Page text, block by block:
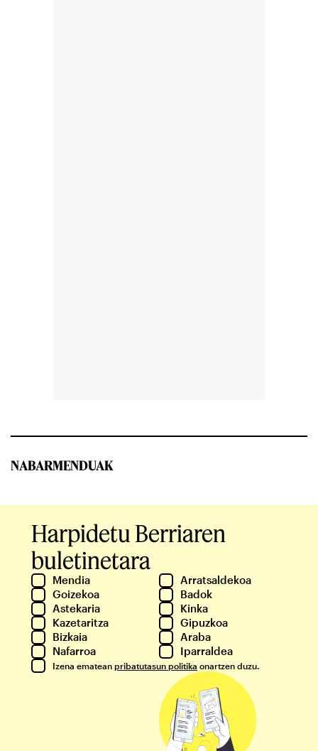
NABARMENDUAK
Harpidetu Berriaren
buletinetara
Mendia
Arratsaldekoa
Goizekoa
Badok
Astekaria
Kinka
Kazetaritza
Gipuzkoa
Bizkaia
Araba
Nafarroa
Iparraldea
Izena ematean pribatutasun politika onartzen duzu.